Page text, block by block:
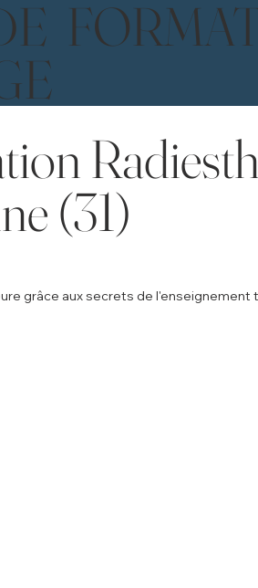
(31)
grâce aux secrets de l'enseignement